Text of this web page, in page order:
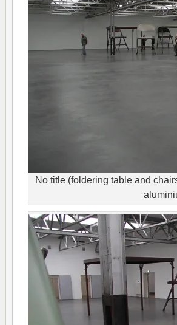
No title (foldering table and